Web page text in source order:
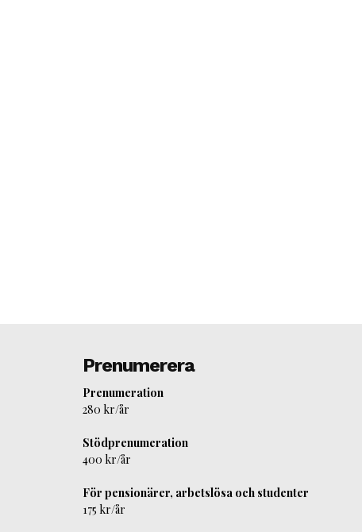
Prenumerera
Prenumeration
280 kr/år
Stödprenumeration
400 kr/år
För pensionärer, arbetslösa och studenter
175 kr/år